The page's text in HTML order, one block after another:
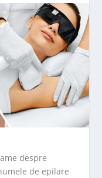
despre
de epilare